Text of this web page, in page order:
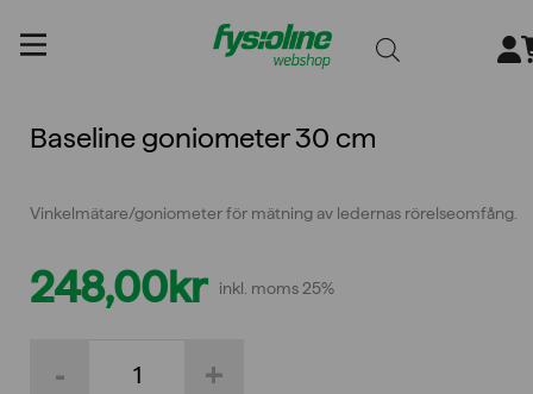
innehållet
Baseline goniometer 30 cm
Vinkelmätare/goniometer för mätning av ledernas rörelseomfång.
248,00kr inkl. moms 25%
+
-